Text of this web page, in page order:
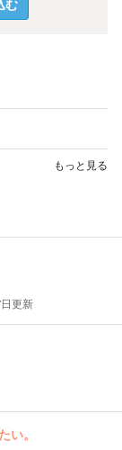
む
もっと見る
更新
い。